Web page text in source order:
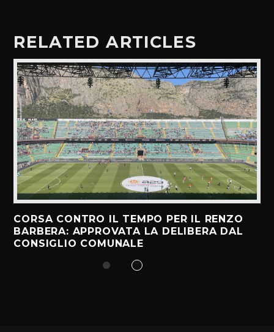
RELATED ARTICLES
CORSA CONTRO IL TEMPO PER IL RENZO
BARBERA: APPROVATA LA DELIBERA DAL
CONSIGLIO COMUNALE